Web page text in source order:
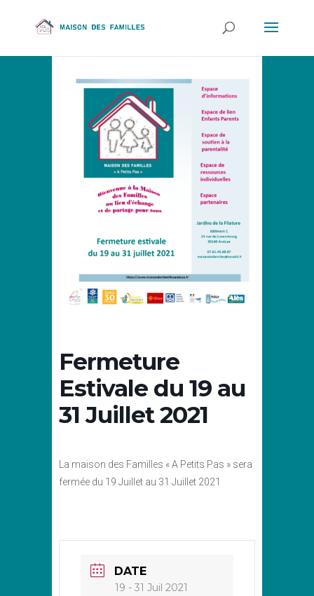
Fermeture
Estivale du 19 au
31 Juillet 2021
La maison des Familles « A Petits Pas » sera
fermée du 19 Juillet au 31 Juillet 2021
DATE
19 - 31 Juil 2021